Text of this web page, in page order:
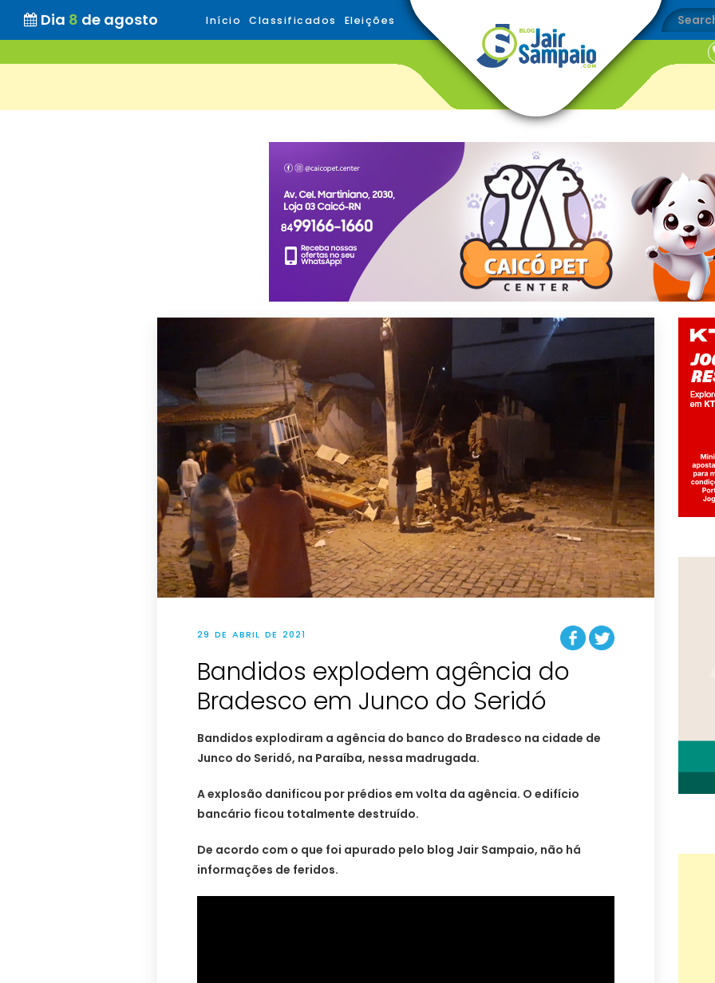
Dia 8 de agosto Início Classificados Eleições
29 DE ABRIL DE 2021
Bandidos explodem agência do
Bradesco em Junco do Seridó
Bandidos explodiram a agência do banco do Bradesco na cidade de
Junco do Seridó, na Paraíba, nessa madrugada.
A explosão danificou por prédios em volta da agência. O edifício
bancário ficou totalmente destruído.
De acordo com o que foi apurado pelo blog Jair Sampaio, não há
informações de feridos.